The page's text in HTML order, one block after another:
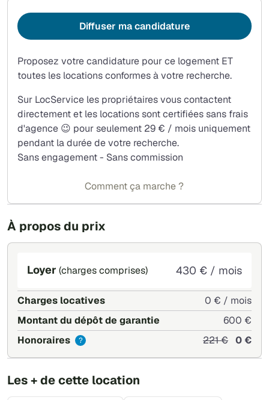
À propos du prix
Loyer (charges comprises) 430 € / mois
Charges locatives
0 € / mois
Montant du dépôt de garantie
600 €
Honoraires
? 221 € 0 €
Les + de cette location
Proposez votre candidature pour ce logement ET
toutes les locations conformes à votre recherche.
Sur LocService les propriétaires vous contactent
directement et les locations sont certifiées sans frais
d'agence 😉 pour seulement 29 € / mois uniquement
pendant la durée de votre recherche.
Sans engagement - Sans commission
Diffuser ma candidature
Comment ça marche ?